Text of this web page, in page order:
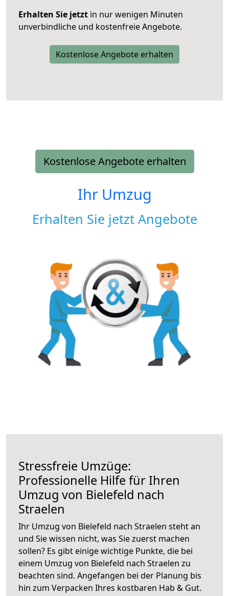
Erhalten Sie jetzt in nur wenigen Minuten
unverbindliche und kostenfreie Angebote.
Kostenlose Angebote erhalten
Kostenlose Angebote erhalten
Ihr Umzug
Erhalten Sie jetzt Angebote
Stressfreie Umzüge:
Professionelle Hilfe für Ihren
Umzug von Bielefeld nach
Straelen
Ihr Umzug von Bielefeld nach Straelen steht an
und Sie wissen nicht, was Sie zuerst machen
sollen? Es gibt einige wichtige Punkte, die bei
einem Umzug von Bielefeld nach Straelen zu
beachten sind. Angefangen bei der Planung bis
hin zum Verpacken Ihres kostbaren Hab & Gut.